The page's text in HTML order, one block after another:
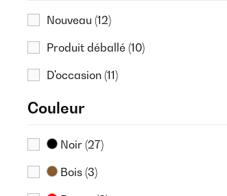
Nouveau (12)
Produit déballé (10)
D'occasion (11)
Couleur
Noir (27)
Bois (3)